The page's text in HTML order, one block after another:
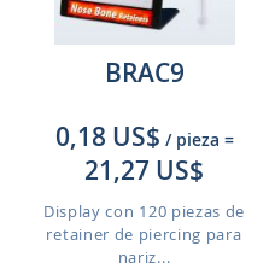
BRAC9
0,18 US$ / pieza =
21,27 US$
Display con 120 piezas de
retainer de piercing para
nariz...